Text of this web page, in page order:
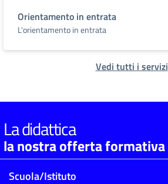
Orientamento in entrata
L'orientamento in entrata
Vedi tutti i servizi
La didattica
la nostra offerta formativa
Scuola/Istituto